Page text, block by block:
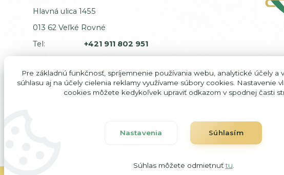
Hlavná ulica 1455
013 62 Veľké Rovné
Tel:
+421 911 802 951
Sťažnosti a dodávatelia:
Majiteľ:predaj@alma-sk.com
Pre základnú funkčnosť, spríjemnenie používania webu, analytické účely a
súhlasu aj na účely cielenia reklamy využívame súbory cookies. Nastavenie
cookies môžete kedykoľvek upraviť odkazom v spodnej časti
Nastavenia Súhlasím
Súhlas môžete odmietnuťtu